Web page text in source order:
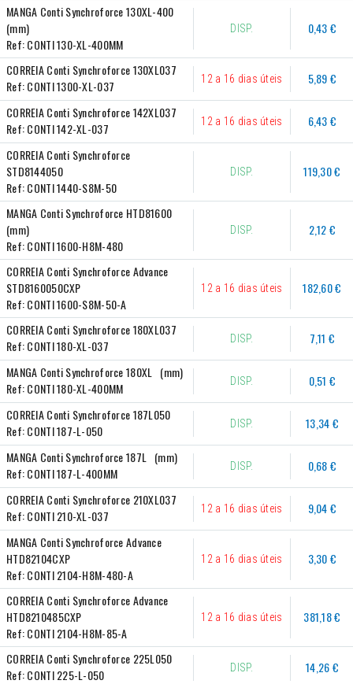
MANGA Conti Synchroforce 130XL-400
(mm)
Ref:CONTI 130-XL-400MM
DISP. 0,43 €
CORREIA Conti Synchroforce 130XL037
Ref:CONTI 1300-XL-037 12 a 16 dias úteis 5,89 €
CORREIA Conti Synchroforce 142XL037
Ref:CONTI 142-XL-037 12 a 16 dias úteis 6,43 €
CORREIA Conti Synchroforce
STD8144050
Ref:CONTI 1440-S8M-50
DISP. 119,30 €
MANGA Conti Synchroforce HTD81600
(mm)
Ref:CONTI 1600-H8M-480
DISP. 2,12 €
CORREIA Conti Synchroforce Advance
STD8160050CXP
Ref:CONTI 1600-S8M-50-A
12 a 16 dias úteis 182,60 €
CORREIA Conti Synchroforce 180XL037
Ref:CONTI 180-XL-037 DISP. 7,11 €
MANGA Conti Synchroforce 180XL   (mm)
Ref:CONTI 180-XL-400MM DISP. 0,51 €
CORREIA Conti Synchroforce 187L050
Ref:CONTI 187-L-050 DISP. 13,34 €
MANGA Conti Synchroforce 187L   (mm)
Ref:CONTI 187-L-400MM DISP. 0,68 €
CORREIA Conti Synchroforce 210XL037
Ref:CONTI 210-XL-037 12 a 16 dias úteis 9,04 €
MANGA Conti Synchroforce Advance
HTD82104CXP
Ref:CONTI 2104-H8M-480-A
12 a 16 dias úteis 3,30 €
CORREIA Conti Synchroforce Advance
HTD8210485CXP
Ref:CONTI 2104-H8M-85-A
12 a 16 dias úteis 381,18 €
CORREIA Conti Synchroforce 225L050
Ref:CONTI 225-L-050 DISP. 14,26 €